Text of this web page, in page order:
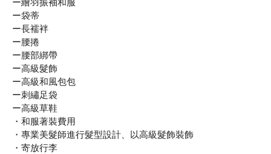
ー袋蒂
ー長襦袢
ー腰捲
ー腰部綁帶
ー高級髮飾
ー高級和風包包
ー刺繡足袋
ー高級草鞋
・和服著裝費用
・專業美髮師進行髮型設計、以高級髮飾裝飾
・寄放行李